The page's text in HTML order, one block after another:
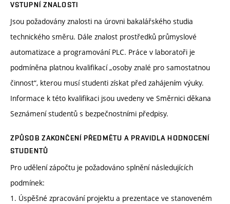
VSTUPNÍ ZNALOSTI
Jsou požadovány znalosti na úrovni bakalářského studia
technického směru. Dále znalost prostředků průmyslové
automatizace a programování PLC. Práce v laboratoři je
podmíněna platnou kvalifikací „osoby znalé pro samostatnou
činnost“, kterou musí studenti získat před zahájením výuky.
Informace k této kvalifikaci jsou uvedeny ve Směrnici děkana
Seznámení studentů s bezpečnostními předpisy.
ZPŮSOB ZAKONČENÍ PŘEDMĚTU A PRAVIDLA HODNOCENÍ
STUDENTŮ
Pro udělení zápočtu je požadováno splnění následujících
podmínek:
1. Úspěšné zpracování projektu a prezentace ve stanoveném